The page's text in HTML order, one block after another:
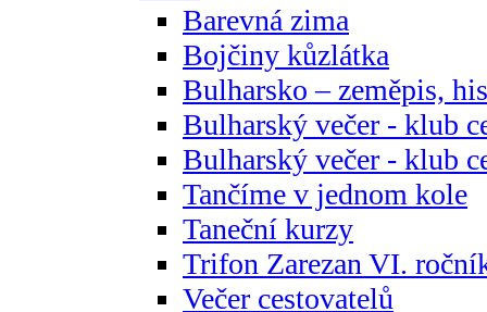
Barevná zima
Bojčiny kůzlátka
Bulharsko – zeměpis,
Bulharský večer - klub
Bulharský večer - klub
Tančíme v jednom kole
Taneční kurzy
Trifon Zarezan VI.
Večer cestovatelů